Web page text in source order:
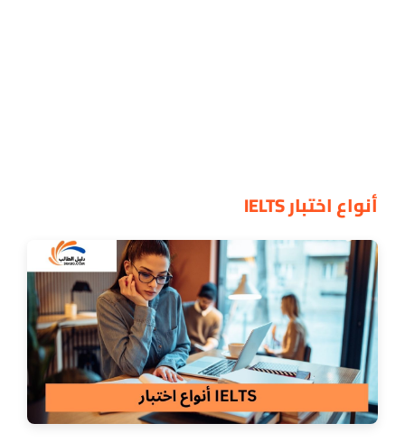
أنواع اختبار IELTS